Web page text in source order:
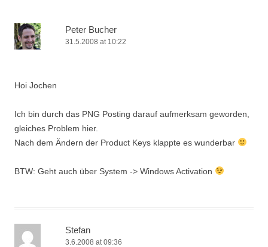
Peter Bucher
31.5.2008 at 10:22
Hoi Jochen
Ich bin durch das PNG Posting darauf aufmerksam geworden,
gleiches Problem hier.
Nach dem Ändern der Product Keys klappte es wunderbar
BTW: Geht auch über System -> Windows Activation
Stefan
3.6.2008 at 09:36